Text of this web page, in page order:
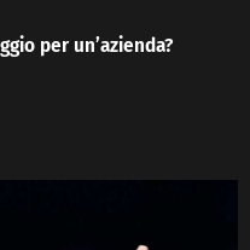
per un’azienda?